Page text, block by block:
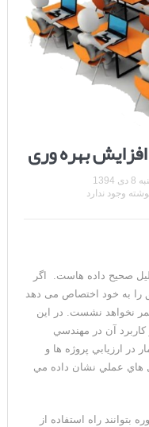
بهره وری
وجود ندارد
صحیح داده هاست. اگر
را به خود اختصاص می دهد
نخواهد نشست. در اين
کاربرد آن در مهندسي
ارزيابي پروژه ها و
هاي عملي نشان داده مي
بتوانند راه استفاده از